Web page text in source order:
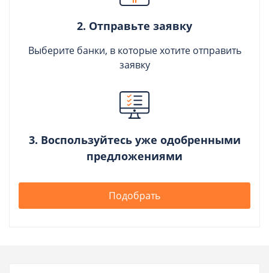
2. Отправьте заявку
Выберите банки, в которые хотите отправить
заявку
3. Воспользуйтесь уже одобренными
предложениями
Подобрать